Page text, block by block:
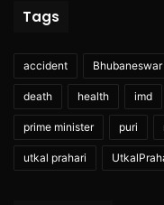
Tags
accident Bhubaneswar
death health imd
prime minister puri
utkal prahari